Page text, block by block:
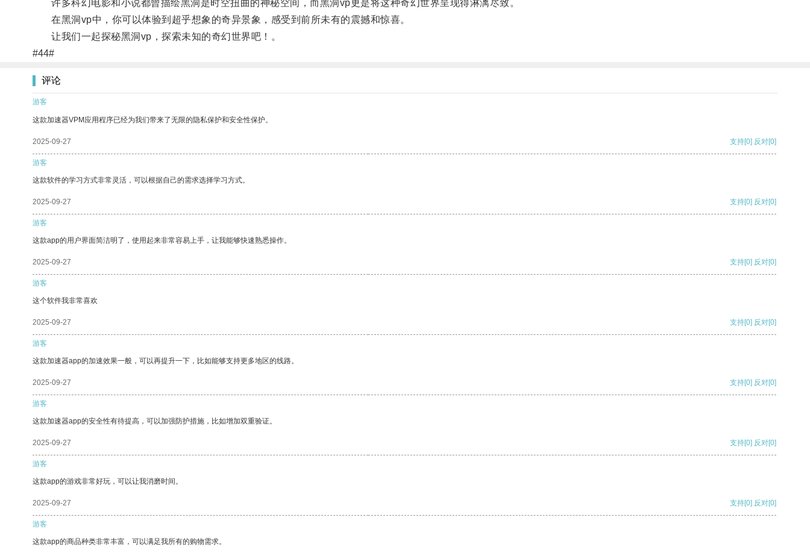
许多科幻电影和小说都曾描绘黑洞是时空扭曲的神秘空间，而黑洞vp更是将这种奇幻世界呈现得淋漓尽致。
在黑洞vp中，你可以体验到超乎想象的奇异景象，感受到前所未有的震撼和惊喜。
让我们一起探秘黑洞vp，探索未知的奇幻世界吧！。
#44#
评论
游客
这款加速器VPM应用程序已经为我们带来了无限的隐私保护和安全性保护。
2025-09-27 支持[0] 反对[0]
游客
这款软件的学习方式非常灵活，可以根据自己的需求选择学习方式。
2025-09-27 支持[0] 反对[0]
游客
这款app的用户界面简洁明了，使用起来非常容易上手，让我能够快速熟悉操作。
2025-09-27 支持[0] 反对[0]
游客
这个软件我非常喜欢
2025-09-27 支持[0] 反对[0]
游客
这款加速器app的加速效果一般，可以再提升一下，比如能够支持更多地区的线路。
2025-09-27 支持[0] 反对[0]
游客
这款加速器app的安全性有待提高，可以加强防护措施，比如增加双重验证。
2025-09-27 支持[0] 反对[0]
游客
这款app的游戏非常好玩，可以让我消磨时间。
2025-09-27 支持[0] 反对[0]
游客
这款app的商品种类非常丰富，可以满足我所有的购物需求。